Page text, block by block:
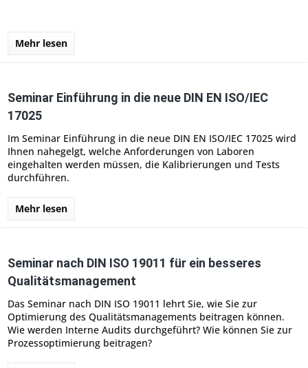
Mehr lesen
Seminar Einführung in die neue DIN EN ISO/IEC
17025
Im Seminar Einführung in die neue DIN EN ISO/IEC 17025 wird
Ihnen nahegelgt, welche Anforderungen von Laboren
eingehalten werden müssen, die Kalibrierungen und Tests
durchführen.
Mehr lesen
Seminar nach DIN ISO 19011 für ein besseres
Qualitätsmanagement
Das Seminar nach DIN ISO 19011 lehrt Sie, wie Sie zur
Optimierung des Qualitätsmanagements beitragen können.
Wie werden Interne Audits durchgeführt? Wie können Sie zur
Prozessoptimierung beitragen?